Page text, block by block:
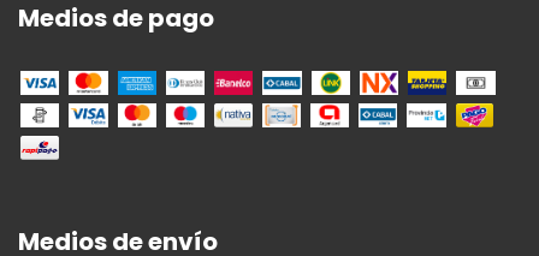
Medios de pago
Medios de envío